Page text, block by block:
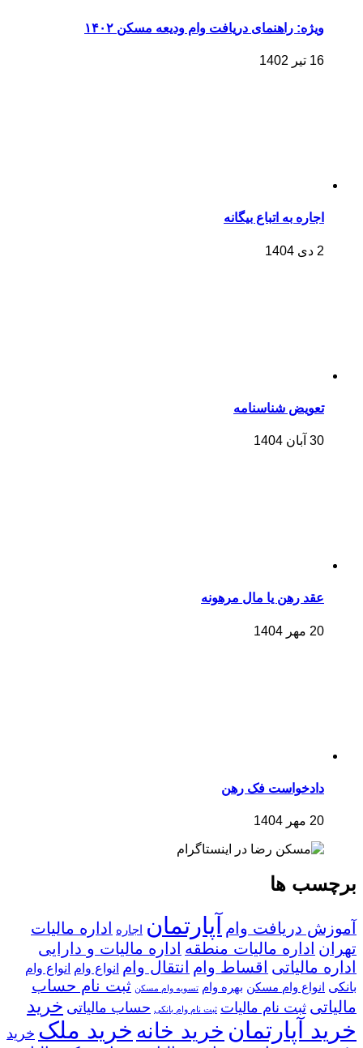
ویژه: راهنمای دریافت وام ودیعه مسکن ۱۴۰۲
16 تیر 1402
اجاره به اتباع بیگانه
2 دی 1404
تعویض شناسنامه
30 آبان 1404
عقد رهن یا مال مرهونه
20 مهر 1404
دادخواست فک رهن
20 مهر 1404
برچسب ها
آموزش دریافت وام آپارتمان اجاره
اداره مالیات
تهران اداره مالیات منطقه اداره مالیات و دارایی
اداره مالیاتی اقساط وام انتقال وام انواع وام انواع وام
بانکی
انواع وام مسکن بهره وام تسویه وام مسکن ثبت نام حساب
مالیاتی ثبت نام مالیات ثبت نام وام بانکی حساب مالیاتی خرید
خرید آپارتمان خرید خانه خرید ملک خرید